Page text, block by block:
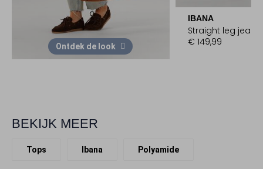
Ontdek de look
IBANA
Straight leg jeans
€ 149,99
BEKIJK MEER
Tops Ibana Polyamide